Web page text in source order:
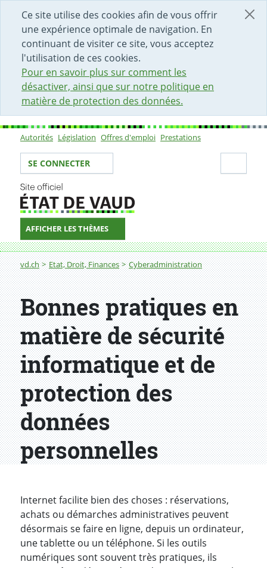
Ce site utilise des cookies afin de vous offrir
une expérience optimale de navigation. En
continuant de visiter ce site, vous acceptez
l'utilisation de ces cookies.
Pour en savoir plus sur comment les
désactiver, ainsi que sur notre politique en
matière de protection des données.
DÉBUT DU CONTENU DE LA PAGE
ACCÈS AU CHAMP DE RECHERCHE
PAGE D'ACCUEIL
FORMULAIRE DE CONTACT
Sous-navigation
Autorités Législation Offres d'emploi Prestations
Votre identité
SE CONNECTER
AFFICHER LES THÈMES
Fil d'Ariane
vd.ch Etat, Droit, Finances Cyberadministration
Bonnes pratiques en
matière de sécurité
informatique et de
protection des
données
personnelles
Internet facilite bien des choses : réservations,
achats ou démarches administratives peuvent
désormais se faire en ligne, depuis un ordinateur,
une tablette ou un téléphone. Si les outils
numériques sont souvent très pratiques, ils